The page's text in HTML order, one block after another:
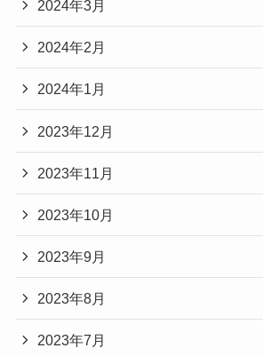
2024年3月
2024年2月
2024年1月
2023年12月
2023年11月
2023年10月
2023年9月
2023年8月
2023年7月